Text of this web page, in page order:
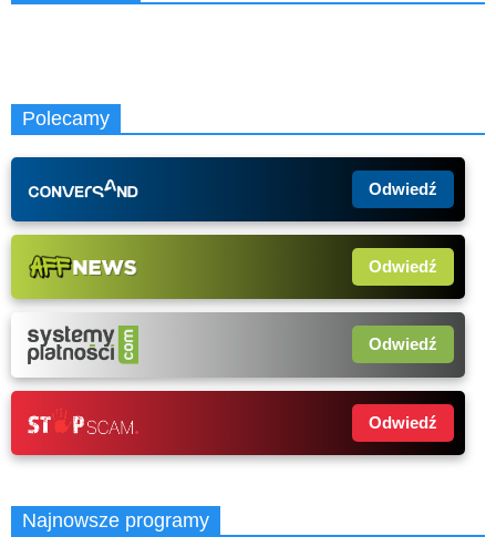
Polecamy
Odwiedź
Odwiedź
Odwiedź
Odwiedź
Najnowsze programy